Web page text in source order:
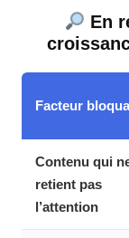
En
Facteur
Contenu qui
retient pas
l’attention